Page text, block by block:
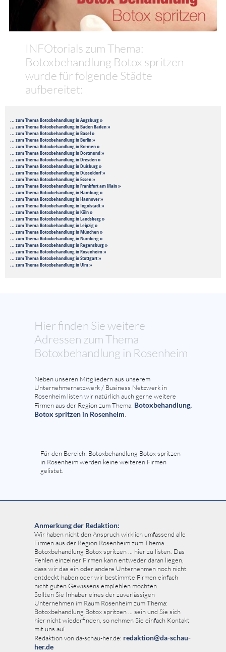
INFOtorials zum Thema:
Botoxbehandlung Botox spritzen
wurde für folgende Städte
aufbereitet:
... zum Thema Botoxbehandlung in Augsburg »
... zum Thema Botoxbehandlung in Baden Baden »
... zum Thema Botoxbehandlung in Basel »
... zum Thema Botoxbehandlung in Berlin »
... zum Thema Botoxbehandlung in Bremen »
... zum Thema Botoxbehandlung in Dortmund »
... zum Thema Botoxbehandlung in Dresden »
... zum Thema Botoxbehandlung in Duisburg »
... zum Thema Botoxbehandlung in Düsseldorf »
... zum Thema Botoxbehandlung in Essen »
... zum Thema Botoxbehandlung in Frankfurt am Main »
... zum Thema Botoxbehandlung in Hamburg »
... zum Thema Botoxbehandlung in Hannover »
... zum Thema Botoxbehandlung in Ingolstadt »
... zum Thema Botoxbehandlung in Köln »
... zum Thema Botoxbehandlung in Landsberg »
... zum Thema Botoxbehandlung in Leipzig »
... zum Thema Botoxbehandlung in München »
... zum Thema Botoxbehandlung in Nürnberg »
... zum Thema Botoxbehandlung in Regensburg »
... zum Thema Botoxbehandlung in Rosenheim »
... zum Thema Botoxbehandlung in Stuttgart »
... zum Thema Botoxbehandlung in Ulm »
Hier finden Sie weitere
Adressen zum Thema
Botoxbehandlung in Rosenheim
Neben unseren Mitgliedern aus unserem
Unternehmernetzwerk / Business Netzwerk in
Rosenheim listen wir natürlich auch gerne weitere
Firmen aus der Region zum Thema: Botoxbehandlung,
Botox spritzen in Rosenheim.
Für den Bereich: Botoxbehandlung Botox spritzen
in Rosenheim werden keine weiteren Firmen
gelistet.
Anmerkung der Redaktion:
Wir haben nicht den Anspruch wirklich umfassend alle
Firmen aus der Region Rosenheim zum Thema ...
Botoxbehandlung Botox spritzen ... hier zu listen. Das
Fehlen einzelner Firmen kann entweder daran liegen,
dass wir das ein oder andere Unternehmen noch nicht
entdeckt haben oder wir bestimmte Firmen einfach
nicht guten Gewissens empfehlen möchten.
Sollten Sie Inhaber eines der zuverlässigen
Unternehmen im Raum Rosenheim zum Thema:
Botoxbehandlung Botox spritzen ... sein und Sie sich
hier nicht wiederfinden, so nehmen Sie einfach Kontakt
mit uns auf.
Redaktion von da-schau-her.de: redaktion@da-schau-
her.de